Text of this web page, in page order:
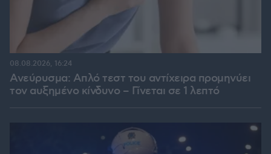
Ανεύρυσμα: Απλό τεστ του αντίχειρα προμηνύει
τον αυξημένο κίνδυνο – Γίνεται σε 1 λεπτό
08.08.2026, 16:24